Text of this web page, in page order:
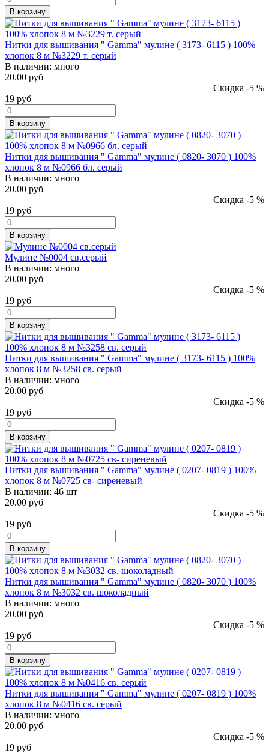
В корзину
Нитки для вышивания " Gamma" мулине ( 3173- 6115 ) 100%
хлопок 8 м №3229 т. серый
В наличии: много
20.00 руб
Скидка -5 %
19 руб
В корзину
Нитки для вышивания " Gamma" мулине ( 0820- 3070 ) 100%
хлопок 8 м №0966 бл. серый
В наличии: много
20.00 руб
Скидка -5 %
19 руб
В корзину
Мулине №0004 св.серый
В наличии: много
20.00 руб
Скидка -5 %
19 руб
В корзину
Нитки для вышивания " Gamma" мулине ( 3173- 6115 ) 100%
хлопок 8 м №3258 св. серый
В наличии: много
20.00 руб
Скидка -5 %
19 руб
В корзину
Нитки для вышивания " Gamma" мулине ( 0207- 0819 ) 100%
хлопок 8 м №0725 св- сиреневый
В наличии: 46 шт
20.00 руб
Скидка -5 %
19 руб
В корзину
Нитки для вышивания " Gamma" мулине ( 0820- 3070 ) 100%
хлопок 8 м №3032 св. шоколадный
В наличии: много
20.00 руб
Скидка -5 %
19 руб
В корзину
Нитки для вышивания " Gamma" мулине ( 0207- 0819 ) 100%
хлопок 8 м №0416 св. серый
В наличии: много
20.00 руб
Скидка -5 %
19 руб